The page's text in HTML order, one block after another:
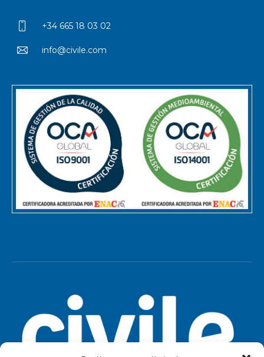
+34 665 18 03 02
info@civile.com